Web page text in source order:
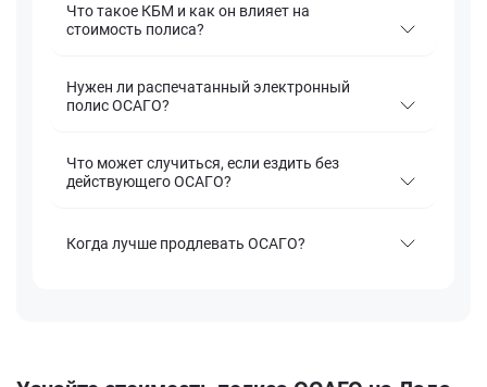
Что такое КБМ и как он влияет на
стоимость полиса?
Нужен ли распечатанный электронный
полис ОСАГО?
Что может случиться, если ездить без
действующего ОСАГО?
Когда лучше продлевать ОСАГО?